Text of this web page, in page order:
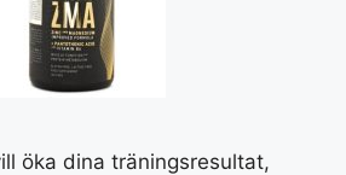
öka dina träningsresultat,